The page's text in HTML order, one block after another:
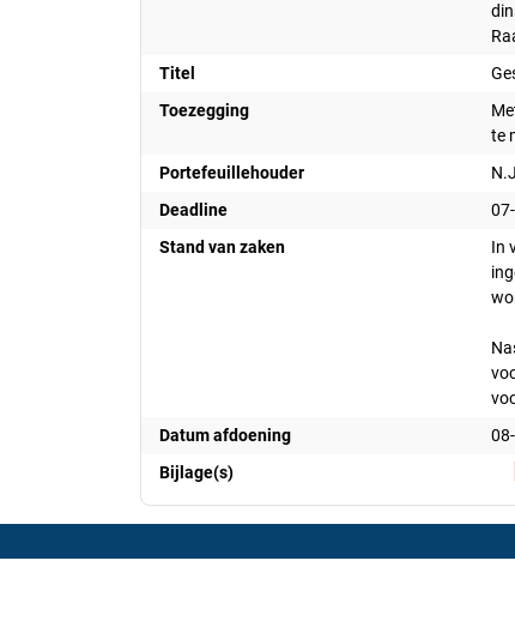
Titel
Toezegging
te
Portefeuillehouder
Deadline
Stand van zaken
In
Datum afdoening
Bijlage(s)